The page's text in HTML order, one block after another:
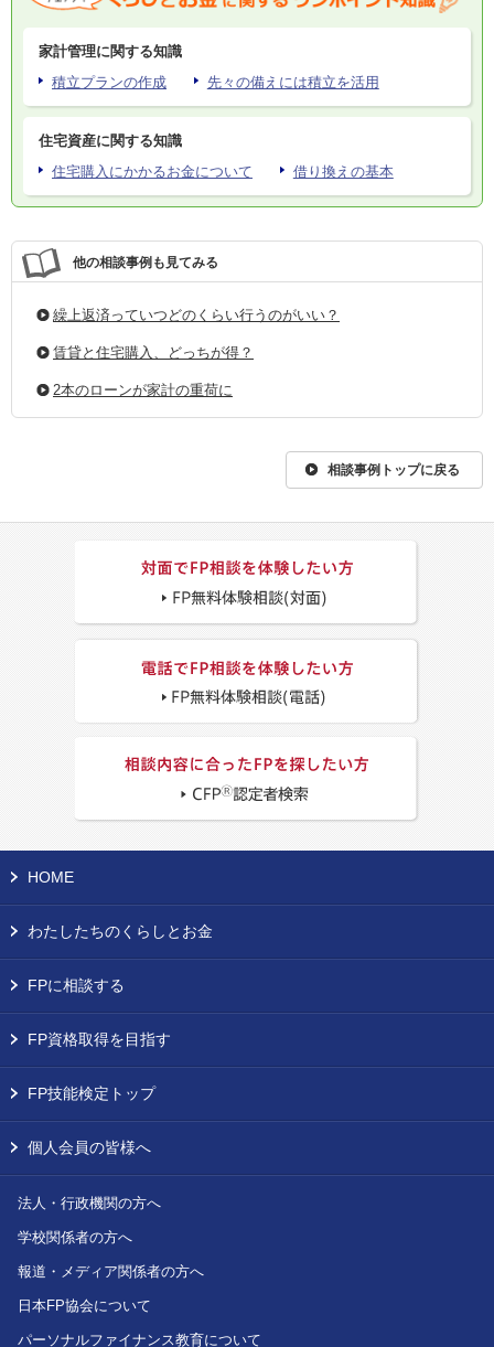
家計管理に関する知識
積立プランの作成
先々の備えには積立を活用
住宅資産に関する知識
住宅購入にかかるお金について
借り換えの基本
他の相談事例も見てみる
繰上返済っていつどのくらい行うのがいい？
賃貸と住宅購入、どっちが得？
2本のローンが家計の重荷に
相談事例トップに戻る
HOME
わたしたちのくらしとお金
FPに相談する
FP資格取得を目指す
FP技能検定トップ
個人会員の皆様へ
法人・行政機関の方へ
学校関係者の方へ
報道・メディア関係者の方へ
日本FP協会について
パーソナルファイナンス教育について